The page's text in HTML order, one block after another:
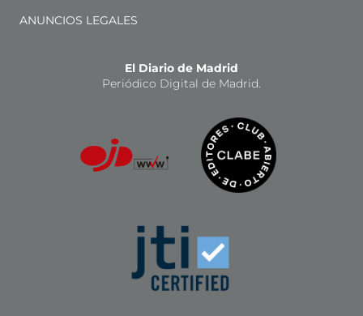
ANUNCIOS LEGALES
El Diario de Madrid
Periódico Digital de Madrid.